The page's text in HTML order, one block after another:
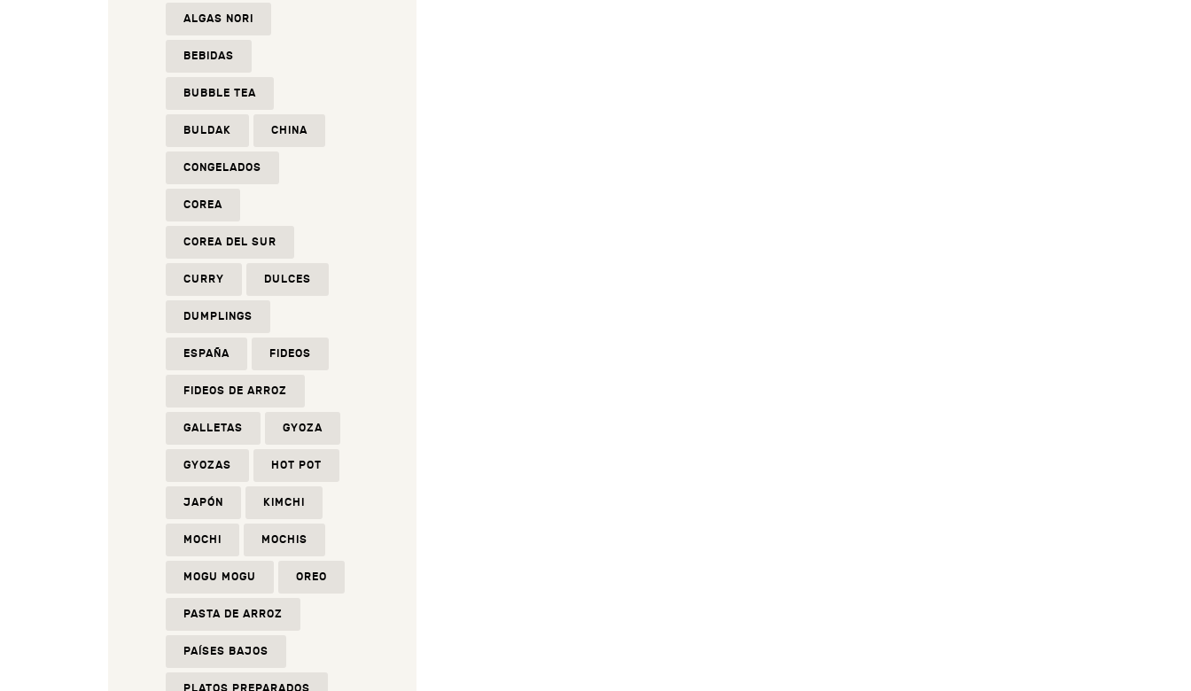
ALGAS NORI
BEBIDAS
BUBBLE TEA
BULDAK CHINA
CONGELADOS
COREA
COREA DEL SUR
CURRY DULCES
DUMPLINGS
ESPAÑA FIDEOS
FIDEOS DE ARROZ
GALLETAS GYOZA
GYOZAS HOT POT
JAPÓN KIMCHI
MOCHI MOCHIS
MOGU MOGU OREO
PASTA DE ARROZ
PAÍSES BAJOS